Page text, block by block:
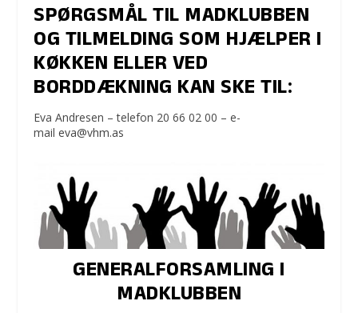
SPØRGSMÅL TIL MADKLUBBEN
OG TILMELDING SOM HJÆLPER I
KØKKEN ELLER VED
BORDDÆKNING KAN SKE TIL:
Eva Andresen – telefon 20 66 02 00 – e-
maileva@vhm.as
GENERALFORSAMLING I
MADKLUBBEN